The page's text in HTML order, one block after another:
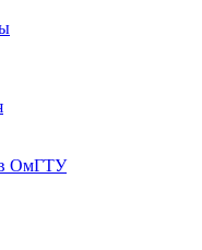
ОмГТУ